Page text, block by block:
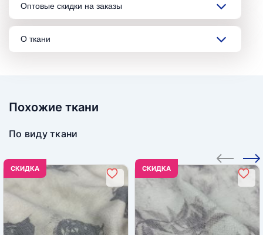
Оптовые скидки на заказы
О ткани
Похожие ткани
По виду ткани
CКИДКА CКИДКА